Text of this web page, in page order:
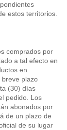
estos territorios.
comprados por
a tal efecto en
en
plazo
(30) días
pedido. Los
abonados por
de un plazo de
de su lugar